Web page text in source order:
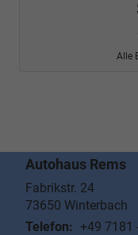
Alle
Autohaus Rems
Fabrikstr. 24
73650 Winterbach
Telefon: +49 7181